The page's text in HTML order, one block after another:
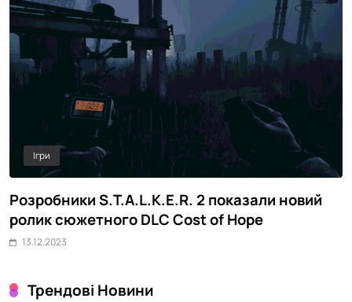
Ігри
Розробники S.T.A.L.K.E.R. 2 показали новий
ролик сюжетного DLC Cost of Hope
13.12.2023
Трендові Новини